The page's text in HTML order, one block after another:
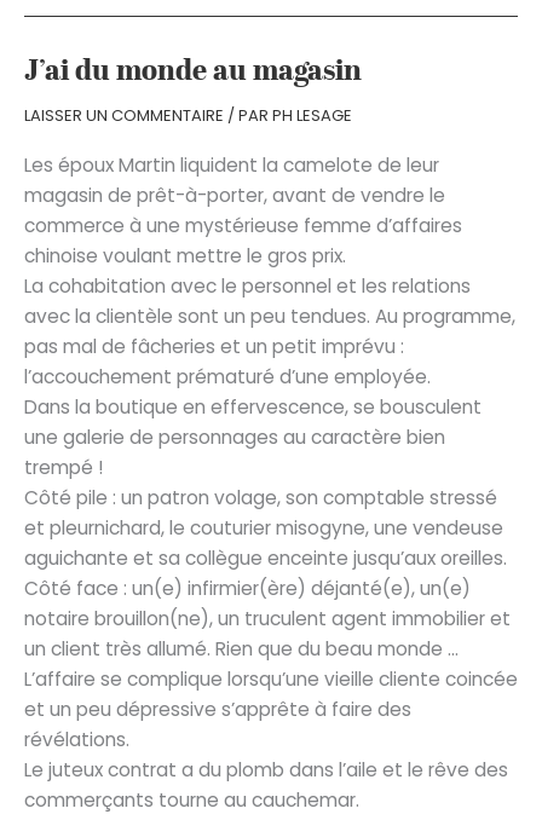
guacamole
J’ai du monde au magasin
LAISSER UN COMMENTAIRE / PAR PH LESAGE
Les époux Martin liquident la camelote de leur
magasin de prêt-à-porter, avant de vendre le
commerce à une mystérieuse femme d’affaires
chinoise voulant mettre le gros prix.
La cohabitation avec le personnel et les relations
avec la clientèle sont un peu tendues. Au programme,
pas mal de fâcheries et un petit imprévu :
l’accouchement prématuré d’une employée.
Dans la boutique en effervescence, se bousculent
une galerie de personnages au caractère bien
trempé !
Côté pile : un patron volage, son comptable stressé
et pleurnichard, le couturier misogyne, une vendeuse
aguichante et sa collègue enceinte jusqu’aux oreilles.
Côté face : un(e) infirmier(ère) déjanté(e), un(e)
notaire brouillon(ne), un truculent agent immobilier et
un client très allumé. Rien que du beau monde …
L’affaire se complique lorsqu’une vieille cliente coincée
et un peu dépressive s’apprête à faire des
révélations.
Le juteux contrat a du plomb dans l’aile et le rêve des
commerçants tourne au cauchemar.